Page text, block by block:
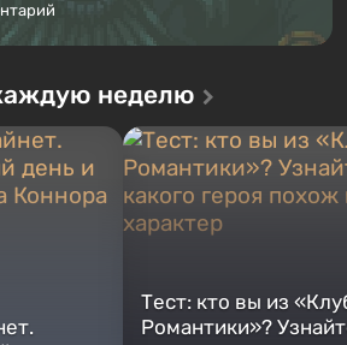
неделю
Тест: кто вы из
Романтики»?